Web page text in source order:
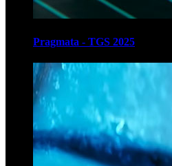
Pragmata - TGS 2025